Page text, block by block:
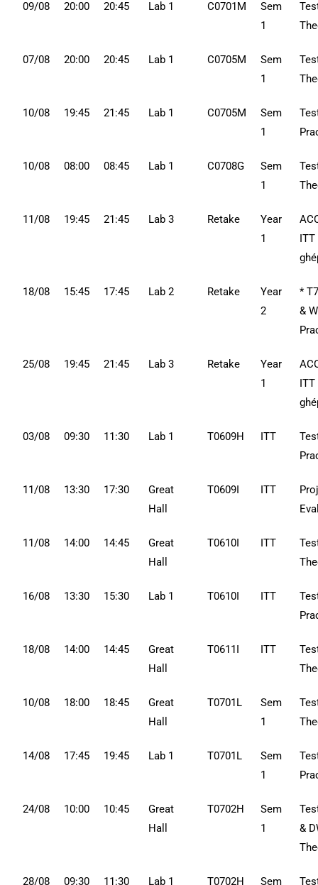
09/08 20:00 20:45 Lab 1 C0701M
Sem
1
07/08 20:00 20:45 Lab 1 C0705M
Sem
1
10/08 19:45 21:45 Lab 1 C0705M
Sem
1
10/08 08:00 08:45 Lab 1 C0708G
Sem
1
11/08 19:45 21:45 Lab 3 Retake
Year
1
ITT
18/08 15:45 17:45 Lab 2 Retake
Year
2
*
&
25/08 19:45 21:45 Lab 3 Retake
Year
1
ITT
03/08 09:30 11:30 Lab 1 T0609H ITT
11/08 13:30 17:30
Great
Hall
T0609I ITT
11/08 14:00 14:45
Great
Hall
T0610I ITT
16/08 13:30 15:30 Lab 1 T0610I ITT
18/08 14:00 14:45
Great
Hall
T0611I ITT
10/08 18:00 18:45
Great
Hall
T0701L
Sem
1
14/08 17:45 19:45 Lab 1 T0701L
Sem
1
24/08 10:00 10:45
Great
Hall
T0702H
Sem
1
&
28/08 09:30 11:30 Lab 1 T0702H Sem